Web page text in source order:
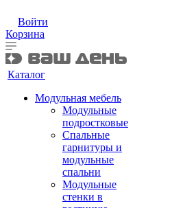
Войти
Корзина
Каталог
Модульная мебель
Модульные
подростковые
Спальные
гарнитуры и
модульные
спальни
Модульные
стенки в